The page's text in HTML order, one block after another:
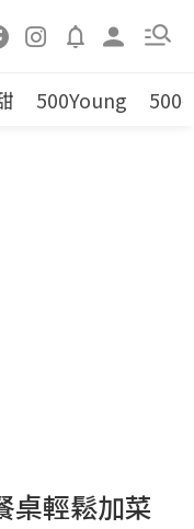
500Young 500
桌輕鬆加菜